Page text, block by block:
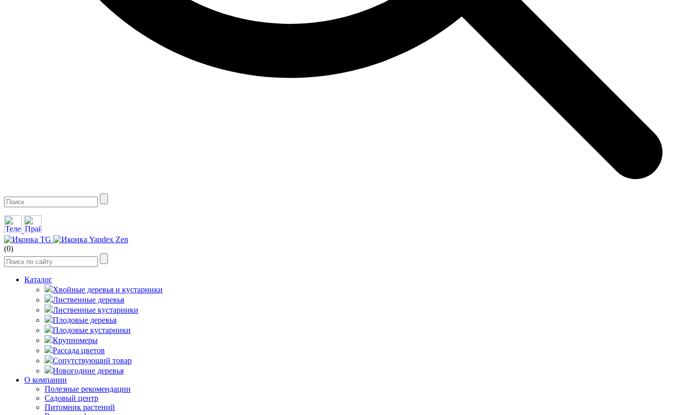
(0)
Каталог
Хвойные деревья и кустарники
Лиственные деревья
Лиственные кустарники
Плодовые деревья
Плодовые кустарники
Крупномеры
Рассада цветов
Сопутствующий товар
Новогодние деревья
О компании
Полезные рекомендации
Садовый центр
Питомник растений